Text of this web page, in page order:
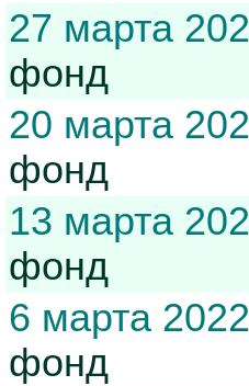
27 марта
фонд
20 марта
фонд
13 марта
фонд
6 марта
фонд